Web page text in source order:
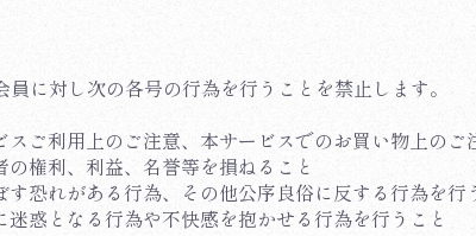
に対し次の各号の行為を行うことを禁止します。
スご利用上のご注意、本サービスでのお買い物上の
権利、利益、名誉等を損ねること
恐れがある行為、その他公序良俗に反する行為を行
惑となる行為や不快感を抱かせる行為を行うこと